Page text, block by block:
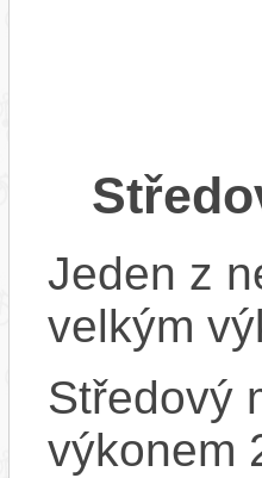
Jeden z
velkým
Středový
výkonem